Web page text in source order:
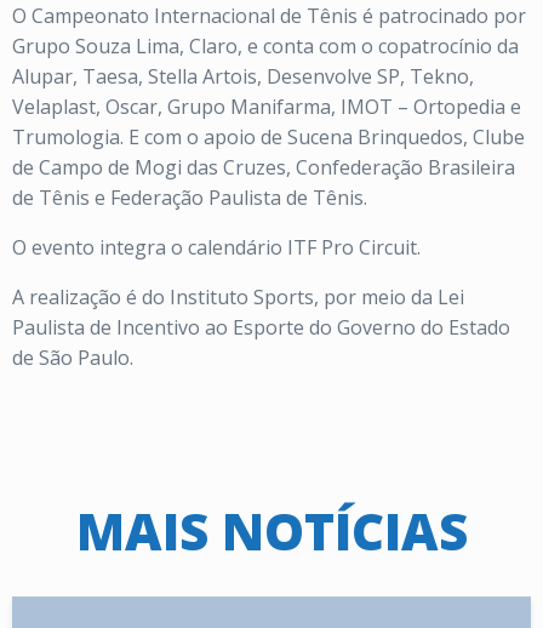
O Campeonato Internacional de Tênis é patrocinado por
Grupo Souza Lima, Claro, e conta com o copatrocínio da
Alupar, Taesa, Stella Artois, Desenvolve SP, Tekno,
Velaplast, Oscar, Grupo Manifarma, IMOT – Ortopedia e
Trumologia. E com o apoio de Sucena Brinquedos, Clube
de Campo de Mogi das Cruzes, Confederação Brasileira
de Tênis e Federação Paulista de Tênis.
O evento integra o calendário ITF Pro Circuit.
A realização é do Instituto Sports, por meio da Lei
Paulista de Incentivo ao Esporte do Governo do Estado
de São Paulo.
MAIS NOTÍCIAS